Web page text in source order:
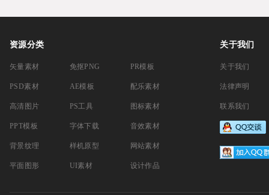
资源分类
矢量素材
PSD素材
高清图片
PPT模板
背景纹理
平面图形
免抠PNG
AE模板
PS工具
字体下载
样机原型
UI素材
PR模板
配乐素材
图标素材
音效素材
网站素材
设计作品
关于我们
关于我们
法律声明
联系我们